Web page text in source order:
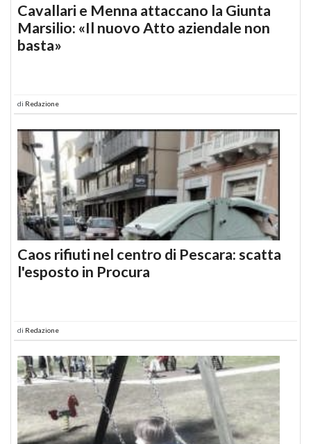
Cavallari e Menna attaccano la Giunta
Marsilio: «Il nuovo Atto aziendale non
basta»
di Redazione
Caos rifiuti nel centro di Pescara: scatta
l'esposto in Procura
di Redazione